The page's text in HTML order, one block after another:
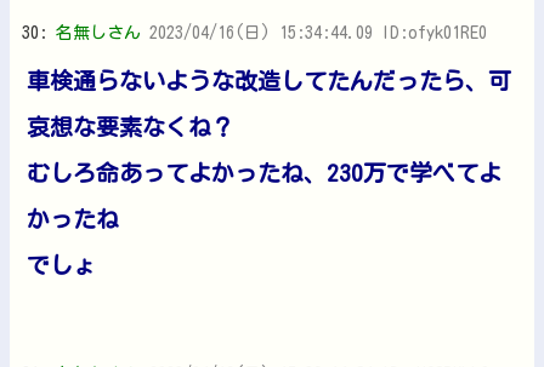
30: 名無しさん 2023/04/16(日) 15:34:44.09 ID:ofyk01RE0
車検通らないような改造してたんだったら、可
哀想な要素なくね？
むしろ命あってよかったね、230万で学べてよ
かったね
でしょ